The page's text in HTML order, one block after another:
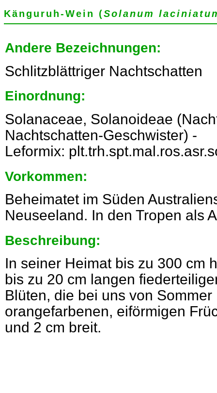
Känguruh-Wein (Solanum
Andere Bezeichnungen:
Schlitzblättriger Nachtschatten
Einordnung:
Solanaceae, Solanoideae
Nachtschatten-Geschwister) -
Leformix:
Vorkommen:
Beheimatet im Süden
Neuseeland. In den Tropen als
Beschreibung:
In seiner Heimat bis zu 300 cm
bis zu 20 cm langen
Blüten, die bei uns von
orangefarbenen, eiförmigen
und 2 cm breit.